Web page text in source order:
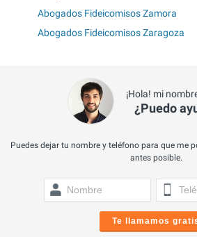
Abogados Fideicomisos Zamora
Abogados Fideicomisos Zaragoza
¡Hola! mi
¿Puedo
Puedes dejar tu nombre y teléfono para que me
antes posible.
Te llamamos